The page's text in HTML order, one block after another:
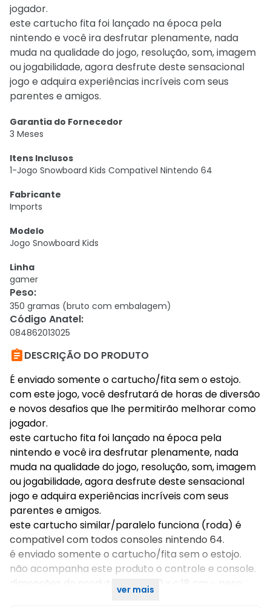
jogador.
este cartucho fita foi lançado na época pela
nintendo e você ira desfrutar plenamente, nada
muda na qualidade do jogo, resolução, som, imagem
ou jogabilidade, agora desfrute deste sensacional
jogo e adquira experiências incríveis com seus
parentes e amigos.
Garantia do Fornecedor
3 Meses
Itens Inclusos
1-Jogo Snowboard Kids Compativel Nintendo 64
Fabricante
Imports
Modelo
Jogo Snowboard Kids
Linha
gamer
Peso:
350 gramas (bruto com embalagem)
Código Anatel:
084862013025
DESCRIÇÃO DO PRODUTO
É enviado somente o cartucho/fita sem o estojo.
com este jogo, você desfrutará de horas de diversão
e novos desafios que lhe permitirão melhorar como
jogador.
este cartucho fita foi lançado na época pela
nintendo e você ira desfrutar plenamente, nada
muda na qualidade do jogo, resolução, som, imagem
ou jogabilidade, agora desfrute deste sensacional
jogo e adquira experiências incríveis com seus
parentes e amigos.
este cartucho similar/paralelo funciona (roda) é
compativel com todos consoles nintendo 64.
é enviado somente o cartucho/fita sem o estojo.
não acompanha este produto o controle e console.
dimensões do produto: l:18 x a:10 x c:18 cm - peso:
ver mais